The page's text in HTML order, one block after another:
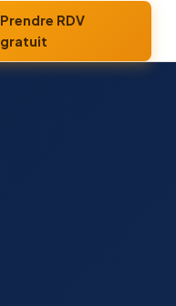
Prendre RDV
gratuit